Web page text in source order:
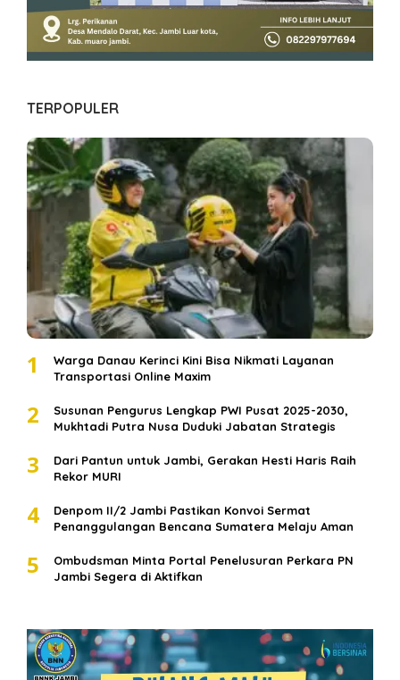
TERPOPULER
1
Warga Danau Kerinci Kini Bisa Nikmati Layanan
Transportasi Online Maxim
2
Susunan Pengurus Lengkap PWI Pusat 2025-2030,
Mukhtadi Putra Nusa Duduki Jabatan Strategis
3
Dari Pantun untuk Jambi, Gerakan Hesti Haris Raih
Rekor MURI
4
Denpom II/2 Jambi Pastikan Konvoi Sermat
Penanggulangan Bencana Sumatera Melaju Aman
5
Ombudsman Minta Portal Penelusuran Perkara PN
Jambi Segera di Aktifkan